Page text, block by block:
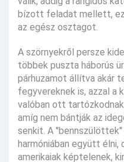
bízott feladat mellett,
az egész osztagot.
A szörnyekről persze
többek puszta háborús
párhuzamot állítva akár
fegyvereknek is, azzal a
valóban ott
amíg nem bántják az
senkit. A
harmóniában együtt élni,
amerikaiak képtelenek,